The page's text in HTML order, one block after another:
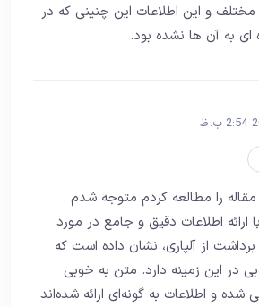
و این اطلاعات این چنینی که در
ای به آن ها نشده بود.
را مطالعه کردم متوجه شدم
ارائه اطلاعات دقیق و جامع در مورد
از آلپاری، نشان داده است که
در این زمینه دارد. متن به خوبی
شده و اطلاعات به گونه‌ای ارائه شده‌اند